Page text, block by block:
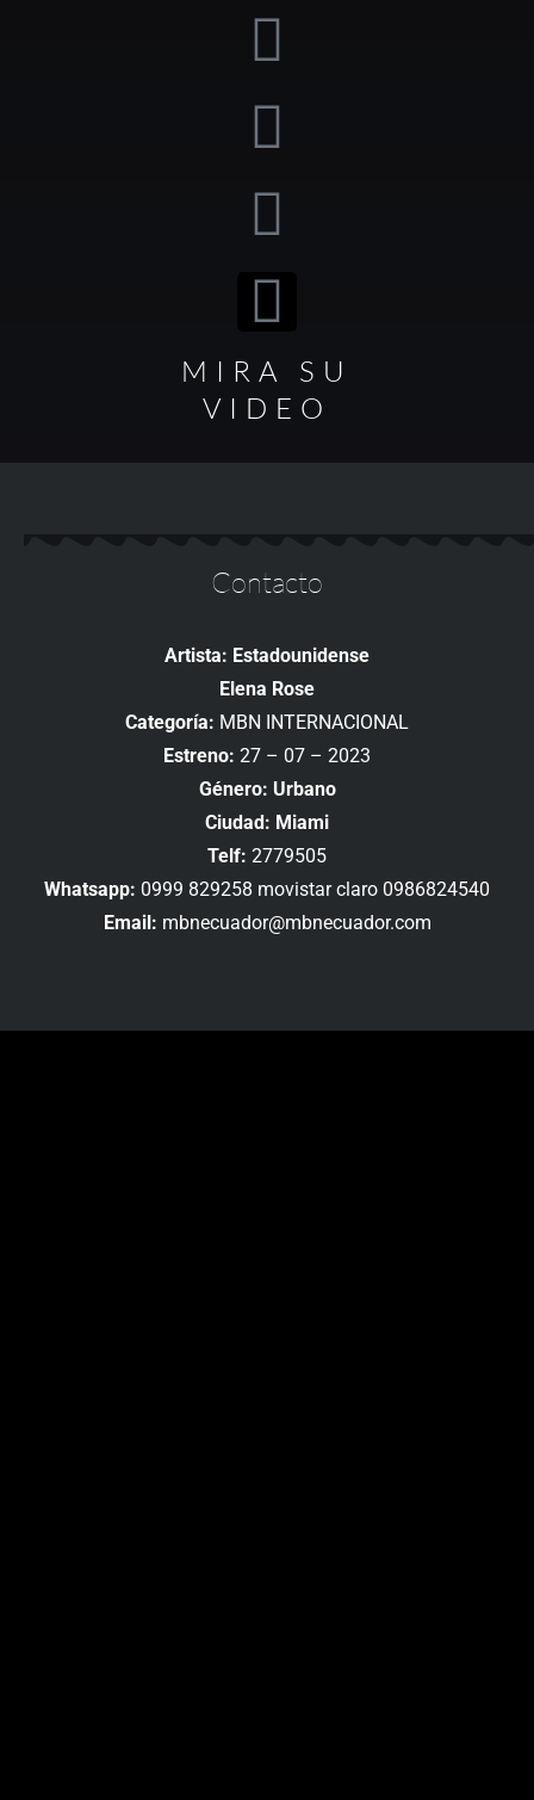
MIRA SU
VIDEO
Contacto
Artista: Estadounidense
Elena Rose
Categoría: MBN INTERNACIONAL
Estreno: 27 – 07 – 2023
Género: Urbano
Ciudad: Miami
Telf: 2779505
Whatsapp: 0999 829258 movistar claro 0986824540
Email: mbnecuador@mbnecuador.com